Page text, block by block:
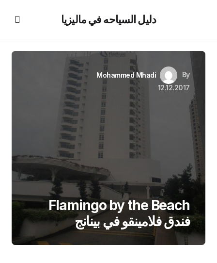
دليل السياحه في ماليزيا
By
Mohammed Mhadi
12.12.2017
Flamingo by the Beach
فندق فلامينقو في بينانج